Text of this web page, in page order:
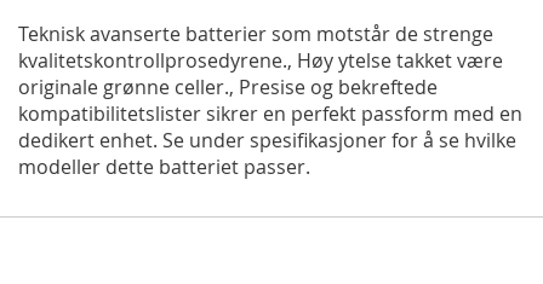
Teknisk avanserte batterier som motstår de strenge
kvalitetskontrollprosedyrene., Høy ytelse takket være
originale grønne celler., Presise og bekreftede
kompatibilitetslister sikrer en perfekt passform med en
dedikert enhet. Se under spesifikasjoner for å se hvilke
modeller dette batteriet passer.